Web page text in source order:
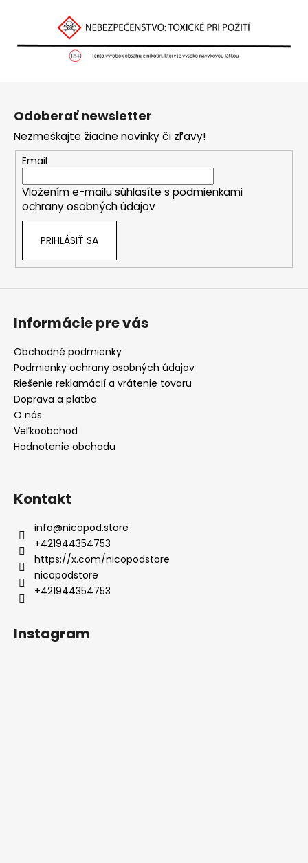
Z
Odoberať newsletter
Nezmeškajte žiadne novinky či zľavy!
Email
Vložením e-mailu súhlasíte s podmienkami
ochrany osobných údajov
PRIHLÁSIŤ SA
Informácie pre vás
Obchodné podmienky
Podmienky ochrany osobných údajov
Riešenie reklamácií a vrátenie tovaru
Doprava a platba
O nás
Veľkoobchod
Hodnotenie obchodu
Kontakt
info@nicopod.store
+421944354753
https://x.com/nicopodstore
nicopodstore
+421944354753
Instagram